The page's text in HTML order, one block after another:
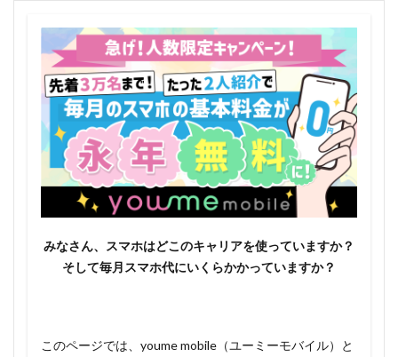
みなさん、スマホはどこのキャリアを使っていますか？
そして毎月スマホ代にいくらかかっていますか？
このページでは、youme mobile（ユーミーモバイル）と